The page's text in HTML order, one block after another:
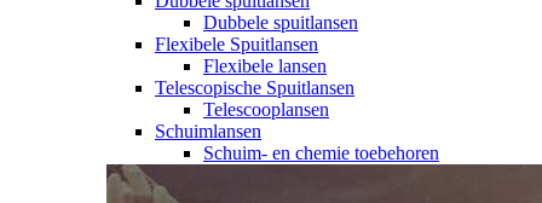
Dubbele spuitlansen
Flexibele Spuitlansen
Flexibele lansen
Telescopische Spuitlansen
Telescooplansen
Schuimlansen
Schuim- en chemie toebehoren